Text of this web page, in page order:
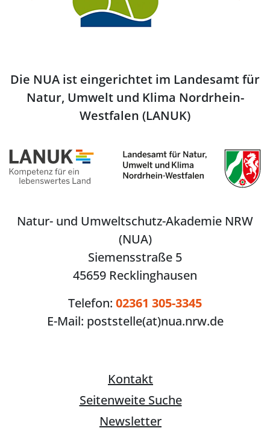
Die NUA ist eingerichtet im Landesamt für
Natur, Umwelt und Klima Nordrhein-
Westfalen (LANUK)
Natur- und Umweltschutz-Akademie NRW
(NUA)
Siemensstraße 5
45659 Recklinghausen
Telefon: 02361 305-3345
E-Mail: poststelle(at)nua.nrw.de
Kontakt
Seitenweite Suche
Newsletter